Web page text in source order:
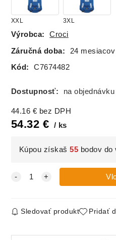
XXL 3XL
Výrobca: Croci
Záručná doba: 24 mesiacov
Kód: C7674482
Dostupnosť: na objednávku
44.16 € bez DPH
54.32 € ks
Kúpou získaš55 bodov do
Sledovať produkt Pridať